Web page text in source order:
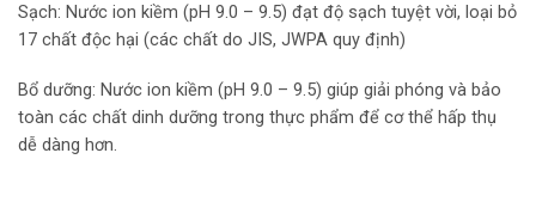
Sạch: Nước ion kiềm (pH 9.0 – 9.5) đạt độ sạch tuyệt vời, loại bỏ
17 chất độc hại (các chất do JIS, JWPA quy định)
Bổ dưỡng: Nước ion kiềm (pH 9.0 – 9.5) giúp giải phóng và bảo
toàn các chất dinh dưỡng trong thực phẩm để cơ thể hấp thụ
dễ dàng hơn.